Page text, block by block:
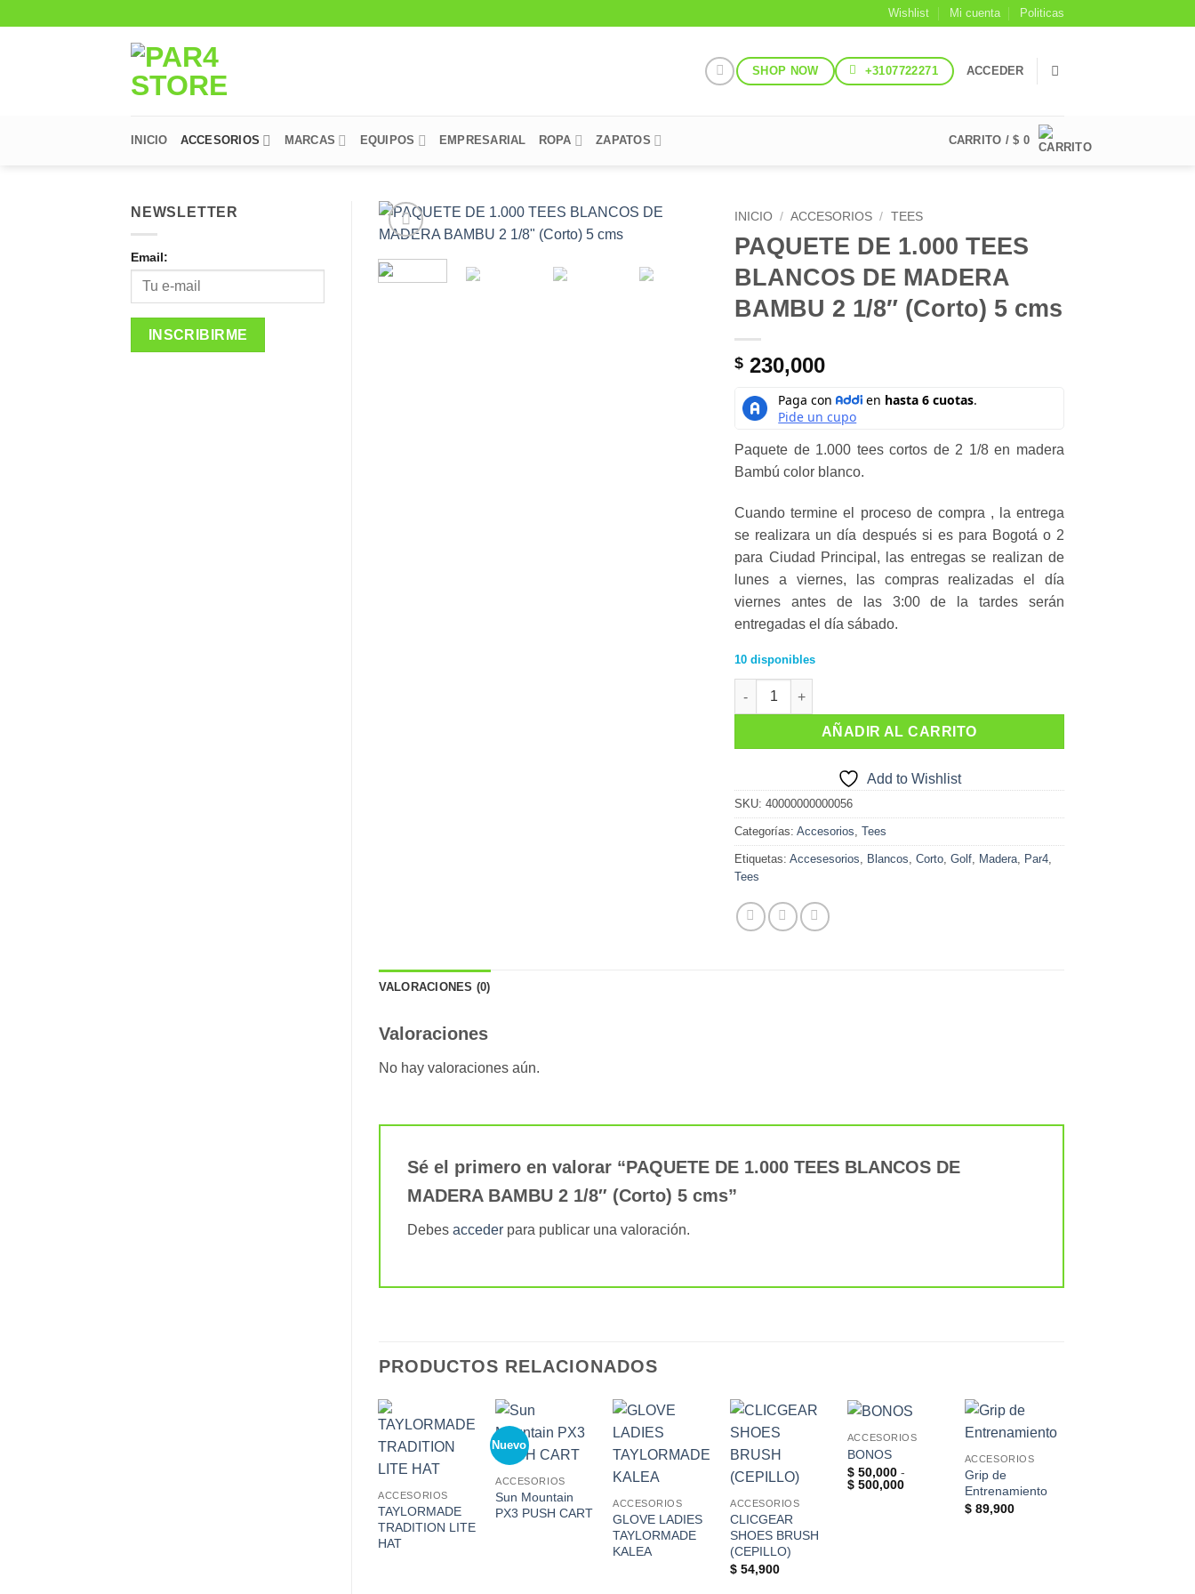
Wishlist Mi cuenta Politicas
SHOP NOW +3107722271 ACCEDER
INICIO ACCESORIOS MARCAS EQUIPOS EMPRESARIAL ROPA ZAPATOS CARRITO /$ 0
NEWSLETTER
Email:
Wishlist
INICIO / ACCESORIOS / TEES
PAQUETE DE 1.000 TEES
BLANCOS DE MADERA
BAMBU 2 1/8″ (Corto) 5 cms
$ 230,000
Paquete de 1.000 tees cortos de 2 1/8 en madera
Bambú color blanco.
Cuando termine el proceso de compra , la entrega
se realizara un día después si es para Bogotá o 2
para Ciudad Principal, las entregas se realizan de
lunes a viernes, las compras realizadas el día
viernes antes de las 3:00 de la tardes serán
entregadas el día sábado.
10 disponibles
PAQUETE DE 1.000 TEES BLANCOS DE MADERA BAMBU 2 1/8" (Corto) 5
AÑADIR AL CARRITO
Add to Wishlist
SKU:40000000000056
Categorías:Accesorios,Tees
Etiquetas:Accesesorios, Blancos,Corto,Golf, Madera, Par4,
Tees
VALORACIONES (0)
Valoraciones
No hay valoraciones aún.
Sé el primero en valorar “PAQUETE DE 1.000 TEES BLANCOS DE
MADERA BAMBU 2 1/8″ (Corto) 5 cms”
Debes accederpara publicar una valoración.
PRODUCTOS RELACIONADOS
Add to
ACCESORIOS
TAYLORMADE
TRADITION LITE
HAT
Nuevo
Add to
Wishlist
ACCESORIOS
Sun Mountain
PX3 PUSH CART
Add to
Wishlist
ACCESORIOS
GLOVE LADIES
TAYLORMADE
KALEA
Wishlist
ACCESORIOS
CLICGEAR
SHOES BRUSH
(CEPILLO)
$ 54,900
ACCESORIOS
BONOS
$50,000 -
$500,000Rango
Wishlist
ACCESORIOS
Grip de
Entrenamiento
$89,900